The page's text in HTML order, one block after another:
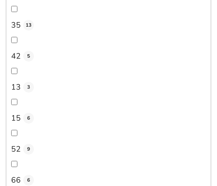
35 13
42 5
13 3
15 6
52 9
66 6